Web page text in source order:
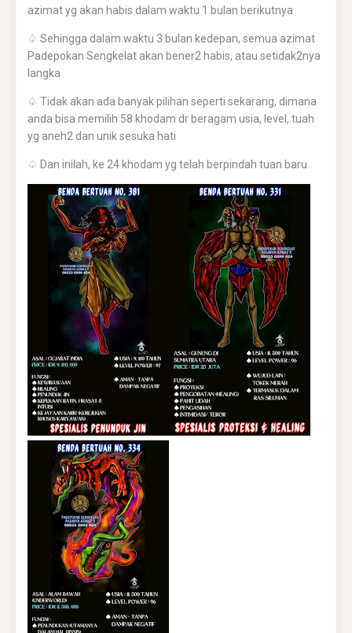
azimat yg akan habis dalam waktu 1 bulan berikutnya
♤ Sehingga dalam waktu 3 bulan kedepan, semua azimat
Padepokan Sengkelat akan bener2 habis, atau setidak2nya
langka
♤ Tidak akan ada banyak pilihan seperti sekarang, dimana
anda bisa memilih 58 khodam dr beragam usia, level, tuah
yg aneh2 dan unik sesuka hati
♤ Dan inilah, ke 24 khodam yg telah berpindah tuan baru